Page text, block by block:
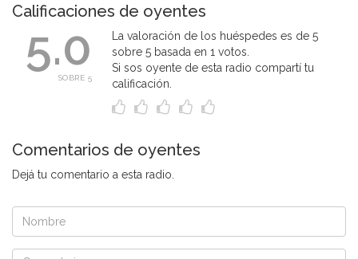
Calificaciones de oyentes
5.0
SOBRE 5
La valoración de los huéspedes es de 5
sobre 5 basada en 1 votos.
Si sos oyente de esta radio compartí tu
calificación.
Comentarios de oyentes
Dejá tu comentario a esta radio.